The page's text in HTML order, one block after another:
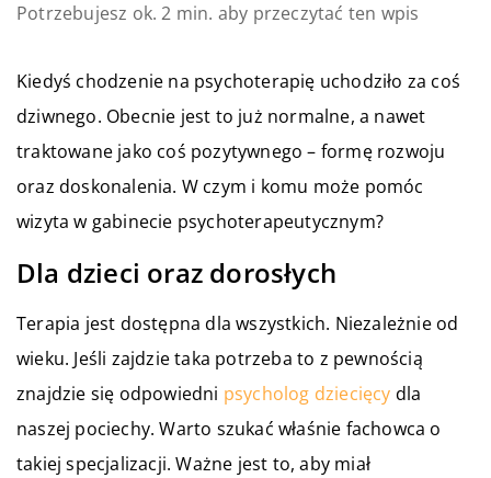
Potrzebujesz ok. 2 min. aby przeczytać ten wpis
Kiedyś chodzenie na psychoterapię uchodziło za coś
dziwnego. Obecnie jest to już normalne, a nawet
traktowane jako coś pozytywnego – formę rozwoju
oraz doskonalenia. W czym i komu może pomóc
wizyta w gabinecie psychoterapeutycznym?
Dla dzieci oraz dorosłych
Terapia jest dostępna dla wszystkich. Niezależnie od
wieku. Jeśli zajdzie taka potrzeba to z pewnością
znajdzie się odpowiedni psycholog dziecięcy dla
naszej pociechy. Warto szukać właśnie fachowca o
takiej specjalizacji. Ważne jest to, aby miał